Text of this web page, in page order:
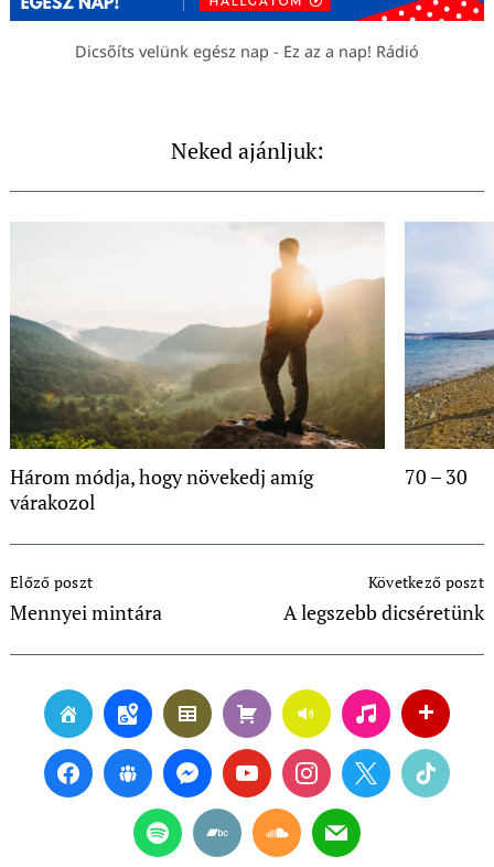
Dicsőíts velünk egész nap - Ez az a nap! Rádió
Neked ajánljuk:
Három módja, hogy növekedj amíg
várakozol
70 – 30
Navigation
Előző poszt
Mennyei mintára
Következő poszt
A legszebb dicséretünk